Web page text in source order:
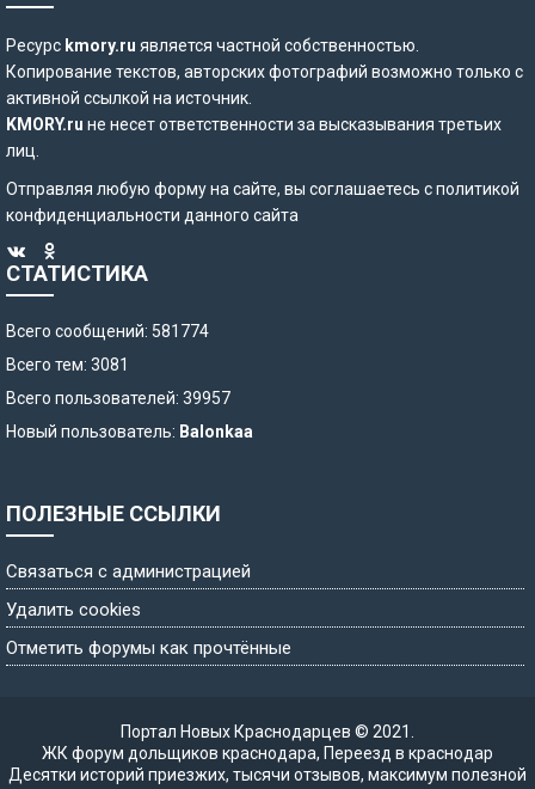
Ресурс kmory.ru является частной собственностью.
Копирование текстов, авторских фотографий возможно только с
активной ссылкой на источник.
KMORY.ru не несет ответственности за высказывания третьих
лиц.
Отправляя любую форму на сайте, вы соглашаетесь сполитикой
конфиденциальности данного сайта
СТАТИСТИКА
Всего сообщений: 581774
Всего тем: 3081
Всего пользователей: 39957
Новый пользователь: Balonkaa
ПОЛЕЗНЫЕ ССЫЛКИ
Связаться с администрацией
Удалить cookies
Отметить форумы как прочтённые
Портал Новых Краснодарцев © 2021.
ЖК форум дольщиков краснодара, Переезд в краснодар
Десятки историй приезжих, тысячи отзывов, максимум полезной